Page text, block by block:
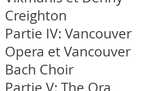
Creighton
Partie IV: Vancouver
Opera et Vancouver
Bach Choir
Partie V: The Ora